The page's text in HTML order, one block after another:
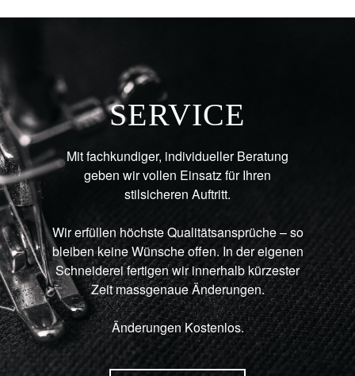
SERVICE
Mit fachkundiger, individueller Beratung
geben wir vollen Einsatz für Ihren
stilsicheren Auftritt.
Wir erfüllen höchste Qualitätsansprüche – so
bleiben keine Wünsche offen. In der eigenen
Schneiderei fertigen wir innerhalb kürzester
Zeit massgenaue Änderungen.
Änderungen Kostenlos.